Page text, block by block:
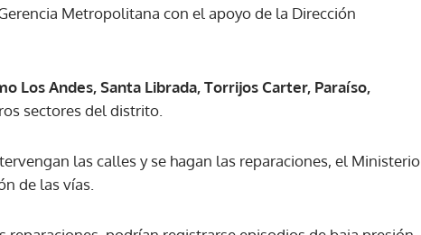
a nuestro boletín.
Metropolitana con el apoyo de la Dirección
Los Andes, Santa Librada, Torrijos Carter, Paraíso,
sectores del distrito.
las calles y se hagan las reparaciones, el Ministerio
de las vías.